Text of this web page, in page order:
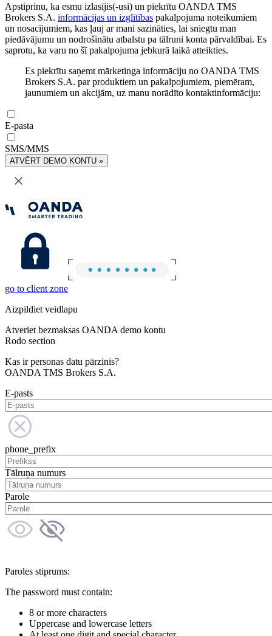
Apstiprinu, ka esmu izlasījis(-usi) un piekrītu OANDA TMS
Brokers S.A. informācijas un izglītības pakalpojuma noteikumiem
un nosacījumiem, kas ļauj ar mani sazināties, lai sniegtu man
piedāvājumu un nodrošinātu atbalstu pa tālruni konta pārvaldībai. Es
saprotu, ka varu no šī pakalpojuma jebkurā laikā atteikties.
Es piekrītu saņemt mārketinga informāciju no OANDA TMS
Brokers S.A. par produktiem un pakalpojumiem, piemēram,
jaunumiem un akcijām, uz manu norādīto kontaktinformāciju:
E-pasta
SMS/MMS
ATVĒRT DEMO KONTU »
go to client zone
Aizpildiet veidlapu
Atveriet bezmaksas OANDA demo kontu
Rodo section
Kas ir personas datu pārzinis?
OANDA TMS Brokers S.A.
E-pasts
phone_prefix
Tālruņa numurs
Parole
Paroles stiprums:
The password must contain:
8 or more characters
Uppercase and lowercase letters